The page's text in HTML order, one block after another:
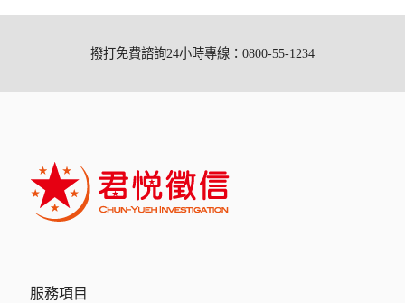
撥打免費諮詢24小時專線：0800-55-1234
服務項目